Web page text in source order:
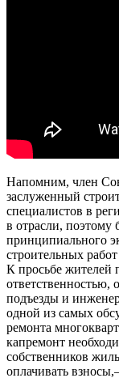
Напомним, член
заслуженный
специалистов в
в отрасли, поэтому
принципиального
строительных
К просьбе жителей
ответственностью,
подъезды и
одной из самых
ремонта
капремонт
собственников
оплачивать